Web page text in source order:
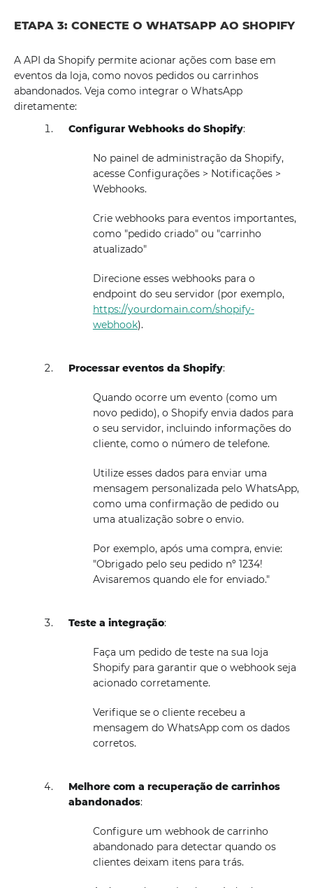
ETAPA 3: CONECTE O WHATSAPP AO SHOPIFY
A API da Shopify permite acionar ações com base em
eventos da loja, como novos pedidos ou carrinhos
abandonados. Veja como integrar o WhatsApp
diretamente:
Configurar Webhooks do Shopify:
No painel de administração da Shopify,
acesse Configurações > Notificações >
Webhooks.
Crie webhooks para eventos importantes,
como "pedido criado" ou "carrinho
atualizado"
Direcione esses webhooks para o
endpoint do seu servidor (por exemplo,
https://yourdomain.com/shopify-
webhook).
Processar eventos da Shopify:
Quando ocorre um evento (como um
novo pedido), o Shopify envia dados para
o seu servidor, incluindo informações do
cliente, como o número de telefone.
Utilize esses dados para enviar uma
mensagem personalizada pelo WhatsApp,
como uma confirmação de pedido ou
uma atualização sobre o envio.
Por exemplo, após uma compra, envie:
"Obrigado pelo seu pedido nº 1234!
Avisaremos quando ele for enviado."
Teste a integração:
Faça um pedido de teste na sua loja
Shopify para garantir que o webhook seja
acionado corretamente.
Verifique se o cliente recebeu a
mensagem do WhatsApp com os dados
corretos.
Melhore com a recuperação de carrinhos
abandonados:
Configure um webhook de carrinho
abandonado para detectar quando os
clientes deixam itens para trás.